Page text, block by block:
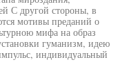
С другой стороны, в
мотивы преданий о
мифа на образ
гуманизм, идею
индивидуальный